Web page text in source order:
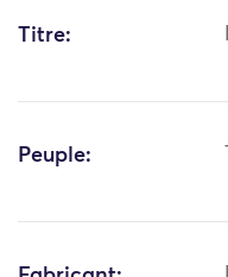
Titre:
Peuple: